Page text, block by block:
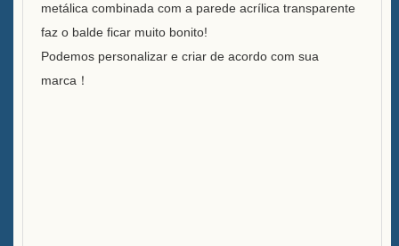
Display de resina em formato
D X Case
metálica combinada com a parede acrílica transparente
faz o balde ficar muito bonito!
Podemos personalizar e criar de acordo com sua
marca ！